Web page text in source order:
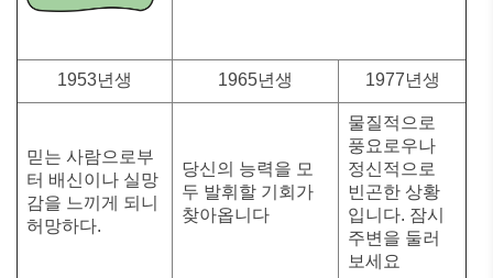
1953년생 1965년생 1977년생
믿는 사람으로부
터 배신이나 실망
감을 느끼게 되니
허망하다.
당신의 능력을 모
두 발휘할 기회가
찾아옵니다
물질적으로
풍요로우나
정신적으로
빈곤한 상황
입니다. 잠시
주변을 둘러
보세요